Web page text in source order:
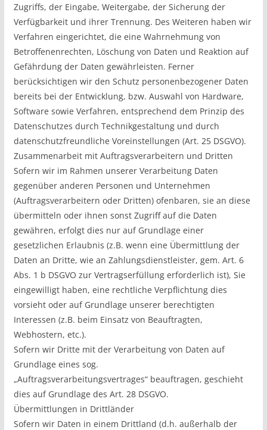
Zugriffs, der Eingabe, Weitergabe, der Sicherung der
Verfügbarkeit und ihrer Trennung. Des Weiteren haben wir
Verfahren eingerichtet, die eine Wahrnehmung von
Betroffenenrechten, Löschung von Daten und Reaktion auf
Gefährdung der Daten gewährleisten. Ferner
berücksichtigen wir den Schutz personenbezogener Daten
bereits bei der Entwicklung, bzw. Auswahl von Hardware,
Software sowie Verfahren, entsprechend dem Prinzip des
Datenschutzes durch Technikgestaltung und durch
datenschutzfreundliche Voreinstellungen (Art. 25 DSGVO).
Zusammenarbeit mit Auftragsverarbeitern und Dritten
Sofern wir im Rahmen unserer Verarbeitung Daten
gegenüber anderen Personen und Unternehmen
(Auftragsverarbeitern oder Dritten) ofenbaren, sie an diese
übermitteln oder ihnen sonst Zugriff auf die Daten
gewähren, erfolgt dies nur auf Grundlage einer
gesetzlichen Erlaubnis (z.B. wenn eine Übermittlung der
Daten an Dritte, wie an Zahlungsdienstleister, gem. Art. 6
Abs. 1 b DSGVO zur Vertragserfüllung erforderlich ist), Sie
eingewilligt haben, eine rechtliche Verpflichtung dies
vorsieht oder auf Grundlage unserer berechtigten
Interessen (z.B. beim Einsatz von Beauftragten,
Webhostern, etc.).
Sofern wir Dritte mit der Verarbeitung von Daten auf
Grundlage eines sog.
„Auftragsverarbeitungsvertrages“ beauftragen, geschieht
dies auf Grundlage des Art. 28 DSGVO.
Übermittlungen in Drittländer
Sofern wir Daten in einem Drittland (d.h. außerhalb der